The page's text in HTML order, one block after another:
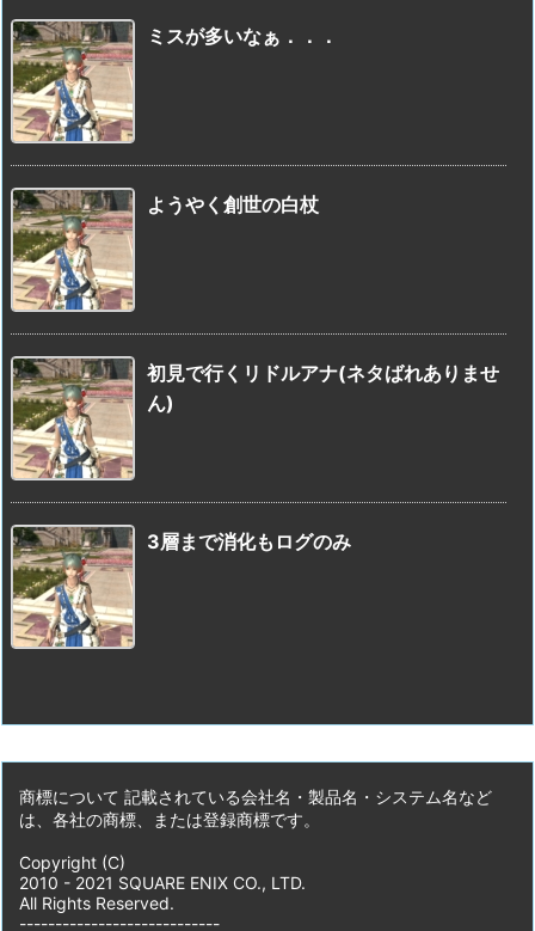
ミスが多いなぁ．．．
ようやく創世の白杖
初見で行くリドルアナ(ネタばれありませ
ん)
3層まで消化もログのみ
商標について 記載されている会社名・製品名・システム名など
は、各社の商標、または登録商標です。
Copyright (C)
2010 - 2021 SQUARE ENIX CO., LTD.
All Rights Reserved.
----------------------------